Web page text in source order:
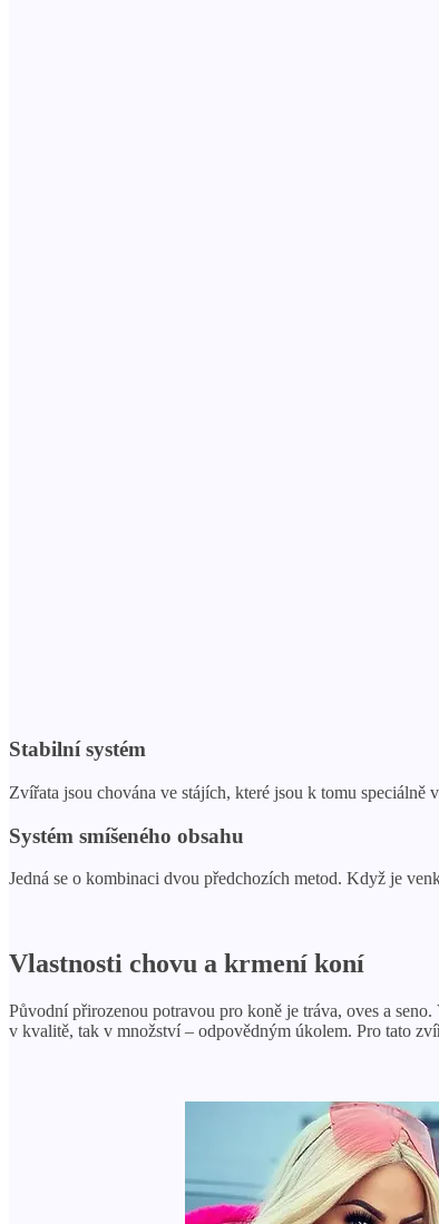
Stabilní systém
Zvířata jsou chována ve stájích, které jsou k tomu
Systém smíšeného obsahu
Jedná se o kombinaci dvou předchozích metod. Když je
Vlastnosti chovu a krmení koní
Původní přirozenou potravou pro koně je tráva, oves a
v kvalitě, tak v množství – odpovědným úkolem. Pro tato